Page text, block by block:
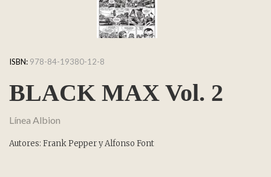
ISBN: 978-84-19380-12-8
BLACK MAX Vol. 2
Línea Albion
Autores: Frank Pepper y Alfonso Font